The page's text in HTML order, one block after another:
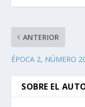
ANTERIOR
ÉPOCA 2, NÚMERO
SOBRE EL